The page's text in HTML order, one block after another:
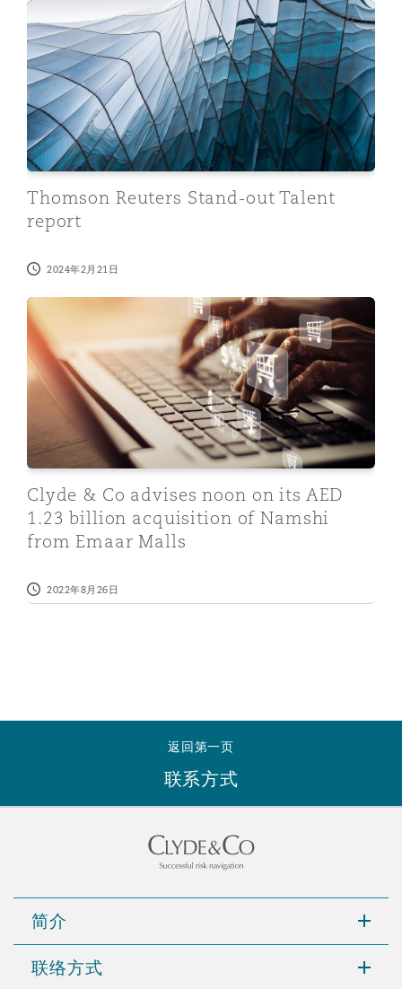
Thomson Reuters Stand-out Talent report
Thomson Reuters Stand-out Talent
report
2024年2月21日
Clyde & Co advises noon on its AED 1.23 billion
Clyde & Co advises noon on its AED
1.23 billion acquisition of Namshi
from Emaar Malls
2022年8月26日
返回第一页
联系方式
简介
联络方式